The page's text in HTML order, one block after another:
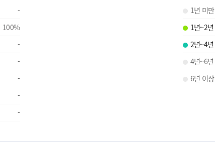
-
100%
-
-
-
-
-
1년 미만
1년~2
2년~4
4년~6
6년 이상